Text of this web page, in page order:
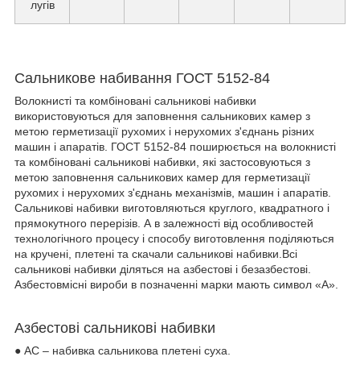
лугів
Сальникове набивання ГОСТ 5152-84
Волокнисті та комбіновані сальникові набивки
використовуються для заповнення сальникових камер з
метою герметизації рухомих і нерухомих з'єднань різних
машин і апаратів. ГОСТ 5152-84 поширюється на волокнисті
та комбіновані сальникові набивки, які застосовуються з
метою заповнення сальникових камер для герметизації
рухомих і нерухомих з'єднань механізмів, машин і апаратів.
Сальникові набивки виготовляються круглого, квадратного і
прямокутного перерізів. А в залежності від особливостей
технологічного процесу і способу виготовлення поділяються
на кручені, плетені та скачали сальникові набивки.Всі
сальникові набивки діляться на азбестові і безазбестові.
Азбестовмісні вироби в позначенні марки мають символ «А».
Азбестові сальникові набивки
● АС – набивка сальникова плетені суха.